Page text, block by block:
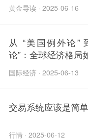
黄金导读 · 2025-06-16
从 “美国例外论”
论”：全球经济格局
国际经济 · 2025-06-13
交易系统应该是简
行情 · 2025-06-12